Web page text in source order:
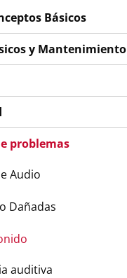
Básicos
y Mantenimiento
problemas
Audio
Dañadas
auditiva